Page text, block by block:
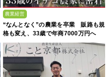
農業経営
“なんとなく”の農業を卒業 販路も規
格も変え、33歳で年商7000万円へ